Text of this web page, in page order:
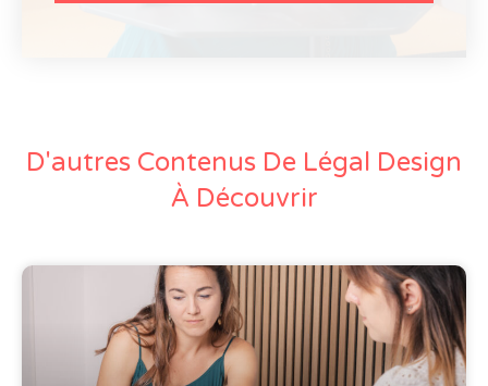
D'autres Contenus De Légal Design
À Découvrir